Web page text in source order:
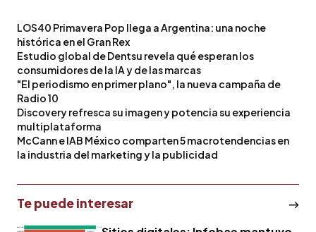
LOS40 Primavera Pop llega a Argentina: una noche
histórica en el Gran Rex
Estudio global de Dentsu revela qué esperan los
consumidores de la IA y de las marcas
"El periodismo en primer plano", la nueva campaña de
Radio 10
Discovery refresca su imagen y potencia su experiencia
multiplataforma
McCann e IAB México comparten 5 macrotendencias en
la industria del marketing y la publicidad
Te puede interesar